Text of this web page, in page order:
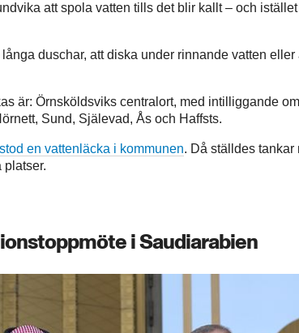
att spola vatten tills det blir kallt – och
duschar, att diska under rinnande vatten eller
är: Örnsköldsviks centralort, med intilliggande
Sund, Själevad, Ås och Haffsts.
en vattenläcka i kommunen. Då ställdes tankar
platser.
i Saudiarabien